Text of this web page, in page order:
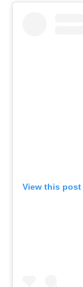
View this